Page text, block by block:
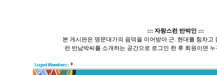
::: 자랑스런 반박인 :::
본 게시판은 명문대가의 음덕을 이어받아 근. 현대를 힘차고
런 반남박씨를 소개하는 공간으로 로그인 한 후 회원이면
0